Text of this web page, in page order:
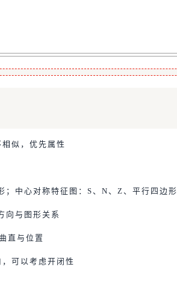
似，优先属性
中心对称特征图：S、N、Z、平行四边形
向与图形关系
直与位置
可以考虑开闭性